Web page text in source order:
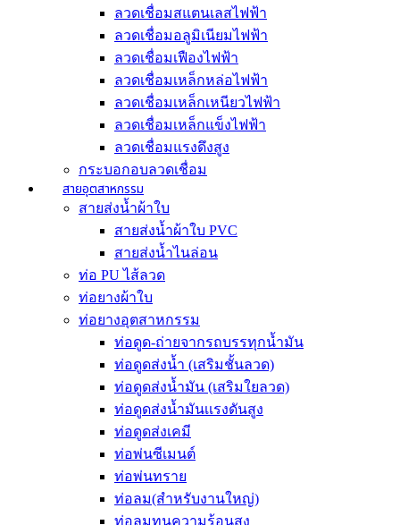
ลวดเชื่อมสแตนเลสไฟฟ้า
ลวดเชื่อมอลูมิเนียมไฟฟ้า
ลวดเชื่อมเฟืองไฟฟ้า
ลวดเชื่อมเหล็กหล่อไฟฟ้า
ลวดเชื่อมเหล็กเหนียวไฟฟ้า
ลวดเชื่อมเหล็กแข็งไฟฟ้า
ลวดเชื่อมแรงดึงสูง
กระบอกอบลวดเชื่อม
สายอุตสาหกรรม
สายส่งน้ำผ้าใบ
สายส่งน้ำผ้าใบ PVC
สายส่งน้ำไนล่อน
ท่อ PU ไส้ลวด
ท่อยางผ้าใบ
ท่อยางอุตสาหกรรม
ท่อดูด-ถ่ายจากรถบรรทุกน้ำมัน
ท่อดูดส่งน้ำ (เสริมชั้นลวด)
ท่อดูดส่งน้ำมัน (เสริมใยลวด)
ท่อดูดส่งน้ำมันเเรงดันสูง
ท่อดูดส่งเคมี
ท่อพ่นซีเมนต์
ท่อพ่นทราย
ท่อลม(สำหรับงานใหญ่)
ท่อลมทนความร้อนสูง